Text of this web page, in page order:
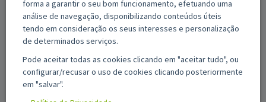
forma a garantir o seu bom funcionamento, efetuando uma
análise de navegação, disponibilizando conteúdos úteis
tendo em consideração os seus interesses e personalização
de determinados serviços.
Pode aceitar todas as cookies clicando em "aceitar tudo", ou
configurar/recusar o uso de cookies clicando posteriormente
em "salvar".